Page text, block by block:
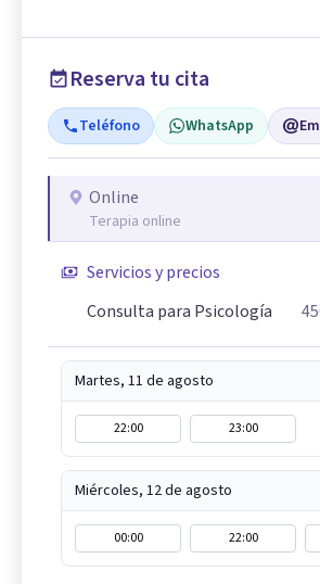
Reserva tu cita
Teléfono WhatsApp
Online
Terapia online
Servicios y precios
Consulta para Psicología
Martes, 11 de agosto
22:00 23:00
Miércoles, 12 de agosto
00:00 22:00